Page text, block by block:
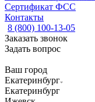
Сертификат ФСС
Контакты
8 (800) 100-13-05
Заказать звонок
Задать вопрос
Ваш город
Екатеринбург
Екатеринбург